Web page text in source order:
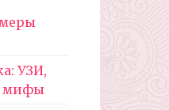
УЗИ,
мифы